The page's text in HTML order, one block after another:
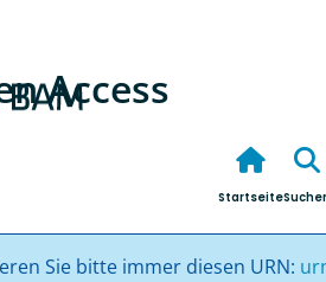
Access
Startseite
Sie bitte immer diesen URN: